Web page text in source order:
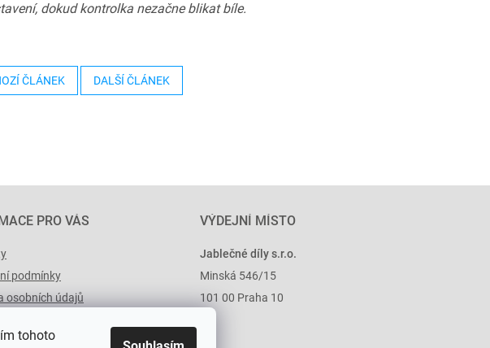
tohoto
dokud kontrolka nezačne blikat bíle.
ČLÁNEK DALŠÍ ČLÁNEK
PRO VÁS
podmínky
osobních údajů
VÝDEJNÍ MÍSTO
Jablečné díly s.r.o.
Minská 546/15
101 00 Praha 10